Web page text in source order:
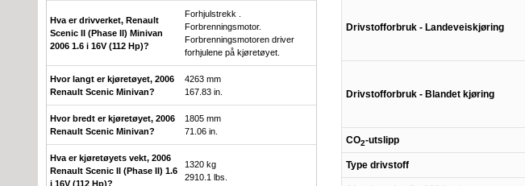
Hva er drivverket, Renault
Scenic II (Phase II) Minivan
2006 1.6 i 16V (112 Hp)?
Forhjulstrekk .
Forbrenningsmotor.
Forbrenningsmotoren driver
forhjulene på kjøretøyet.
Hvor langt er kjøretøyet, 2006
Renault Scenic Minivan?
4263 mm
167.83 in.
Hvor bredt er kjøretøyet, 2006
Renault Scenic Minivan?
1805 mm
71.06 in.
Hva er kjøretøyets vekt, 2006
Renault Scenic II (Phase II) 1.6
i 16V (112 Hp)?
1320 kg
2910.1 lbs.
Drivstofforbruk - Landeveiskjøring
Drivstofforbruk - Blandet kjøring
CO2-utslipp
Type drivstoff